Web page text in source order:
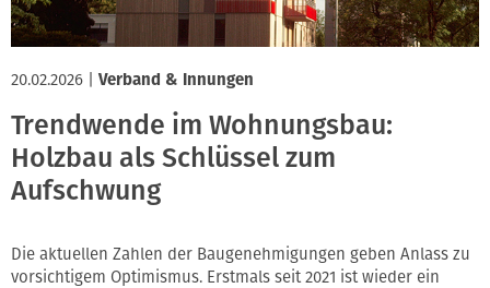
20.02.2026 Verband & Innungen
Trendwende im Wohnungsbau:
Holzbau als Schlüssel zum
Aufschwung
Die aktuellen Zahlen der Baugenehmigungen geben Anlass zu
vorsichtigem Optimismus. Erstmals seit 2021 ist wieder ein